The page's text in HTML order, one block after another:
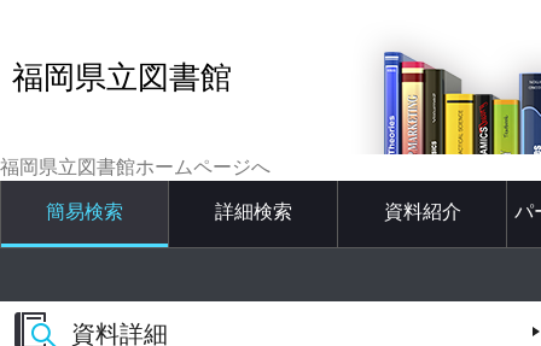
福岡県立図書館
福岡県立図書館ホームページへ
簡易検索 詳細検索 資料紹介 パ
資料詳細